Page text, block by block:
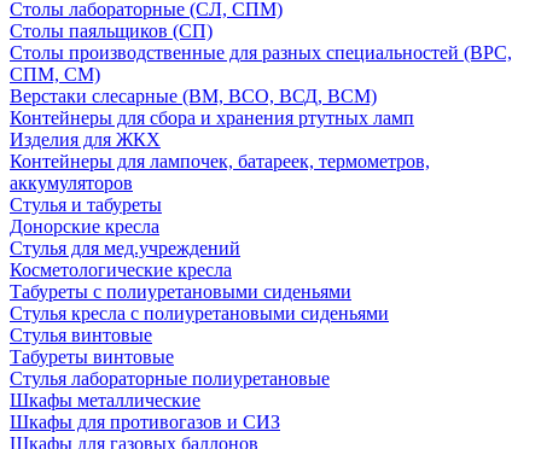
Столы лабораторные (СЛ, СПМ)
Столы паяльщиков (СП)
Столы производственные для разных специальностей (ВРС,
СПМ, СМ)
Верстаки слесарные (ВМ, ВСО, ВСД, ВСМ)
Контейнеры для сбора и хранения ртутных ламп
Изделия для ЖКХ
Контейнеры для лампочек, батареек, термометров,
аккумуляторов
Стулья и табуреты
Донорские кресла
Стулья для мед.учреждений
Косметологические кресла
Табуреты с полиуретановыми сиденьями
Стулья кресла с полиуретановыми сиденьями
Стулья винтовые
Табуреты винтовые
Стулья лабораторные полиуретановые
Шкафы металлические
Шкафы для противогазов и СИЗ
Шкафы для газовых баллонов